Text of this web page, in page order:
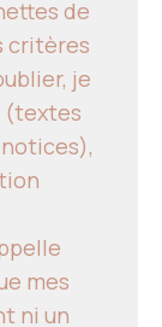
de
critères
je
(textes
mes
ni un